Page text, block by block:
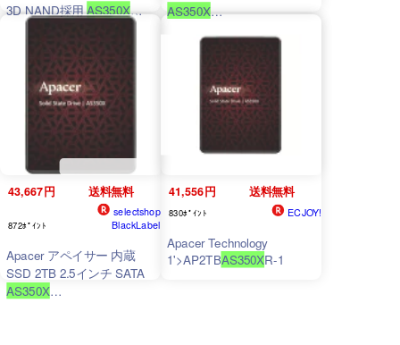
3D NAND採用AS350X
'>AP2TBAS350XR-1
AS350X
43,667円 送料無料
872ﾎﾟｲﾝﾄ
selectshop
BlackLabel
Apacer アペイサー 内蔵
SSD 2TB 2.5インチ SATA
AS350X
41,556円 送料無料
830ﾎﾟｲﾝﾄ ECJOY!
Apacer Technology
1'>AP2TBAS350XR-1